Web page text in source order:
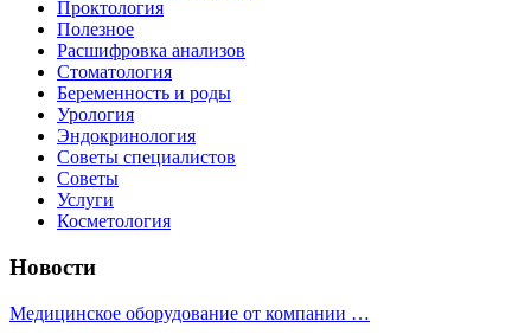
Проктология
Полезное
Расшифровка анализов
Стоматология
Беременность и роды
Урология
Эндокринология
Советы специалистов
Советы
Услуги
Косметология
Новости
Медицинское оборудование от компании …